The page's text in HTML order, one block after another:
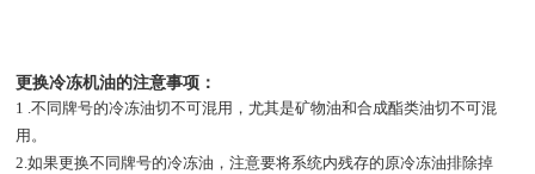
更换冷冻机油的注意事项：
1 .不同牌号的冷冻油切不可混用，尤其是矿物油和合成酯类油切不可混
用。
2.如果更换不同牌号的冷冻油，注意要将系统内残存的原冷冻油排除掉